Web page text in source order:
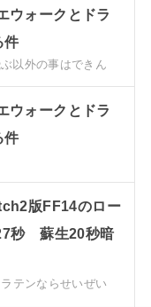
ウォークとドラ
件
以外の事はできん
ウォークとドラ
件
版FF14のロー
秒 蘇生20秒暗
テンならせいぜい